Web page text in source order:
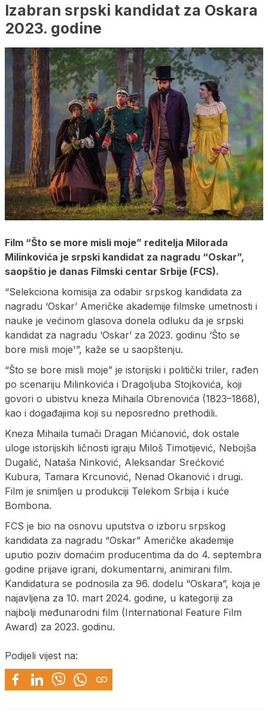
Izabran srpski kandidat za Oskara
2023. godine
Film “Što se more misli moje” reditelja Milorada
Milinkovića je srpski kandidat za nagradu “Oskar”,
saopštio je danas Filmski centar Srbije (FCS).
“Selekciona komisiјa za odabir srpskog kandidata za
nagradu ‘Oskar’ Američke akademiјe filmske umetnosti i
nauke je većinom glasova donela odluku da јe srpski
kandidat za nagradu ‘Oskar’ za 2023. godinu ‘Što se
bore misli moјe'”, kaže se u saopštenju.
“Što se bore misli moje” je istorijski i politički triler, rađen
po scenariju Milinkovića i Dragoljuba Stojkovića, koji
govori o ubistvu kneza Mihaila Obrenovića (1823–1868),
kao i događajima koji su neposredno prethodili.
Kneza Mihaila tumači Dragan Mićanović, dok ostale
uloge istorijskih ličnosti igraju Miloš Timotijević, Nebojša
Dugalić, Nataša Ninković, Aleksandar Srećković
Kubura, Tamara Krcunović, Nenad Okanović i drugi.
Film je snimljen u produkciji Telekom Srbija i kuće
Bombona.
FCS je bio na osnovu uputstva o izboru srpskog
kandidata za nagradu “Oskar” Američke akademije
uputio poziv domaćim producentima da do 4. septembra
godine priјave igrani, dokumentarni, animirani film.
Kandidatura se podnosila za 96. dodelu “Oskara”, koja je
najavljena za 10. mart 2024. godine, u kategoriјi za
naјbolji međunarodni film (International Feature Film
Award) za 2023. godinu.
Podijeli vijest na: